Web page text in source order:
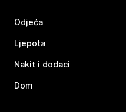
Odjeća
Ljepota
Nakit i dodaci
Dom